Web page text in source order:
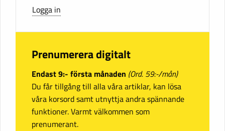
Logga in
Prenumerera digitalt
Endast 9:- första månaden (Ord. 59:-/mån)
Du får tillgång till alla våra artiklar, kan lösa
våra korsord samt utnyttja andra spännande
funktioner. Varmt välkommen som
prenumerant.